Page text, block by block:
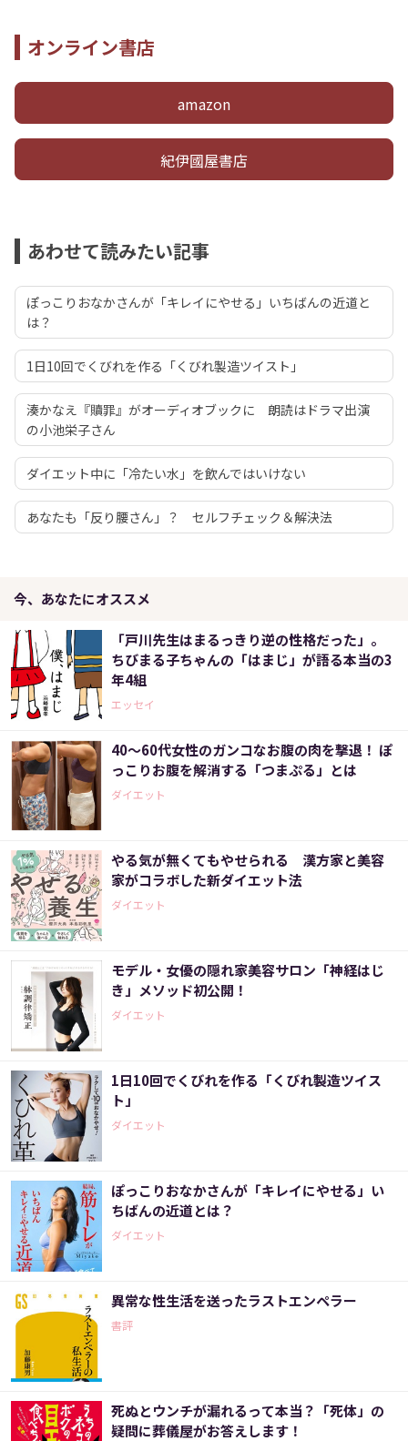
オンライン書店
amazon
紀伊國屋書店
あわせて読みたい記事
ぽっこりおなかさんが「キレイにやせる」いちばんの近道と
は？
1日10回でくびれを作る「くびれ製造ツイスト」
湊かなえ『贖罪』がオーディオブックに 朗読はドラマ出演
の小池栄子さん
ダイエット中に「冷たい水」を飲んではいけない
あなたも「反り腰さん」？ セルフチェック＆解決法
今、あなたにオススメ
「戸川先生はまるっきり逆の性格だった」。
ちびまる子ちゃんの「はまじ」が語る本当の3
年4組
エッセイ
40～60代女性のガンコなお腹の肉を撃退！ ぽ
っこりお腹を解消する「つまぷる」とは
ダイエット
やる気が無くてもやせられる 漢方家と美容
家がコラボした新ダイエット法
ダイエット
モデル・女優の隠れ家美容サロン「神経はじ
き」メソッド初公開！
ダイエット
1日10回でくびれを作る「くびれ製造ツイス
ト」
ダイエット
ぽっこりおなかさんが「キレイにやせる」い
ちばんの近道とは？
ダイエット
異常な性生活を送ったラストエンペラー
書評
死ぬとウンチが漏れるって本当？「死体」の
疑問に葬儀屋がお答えします！